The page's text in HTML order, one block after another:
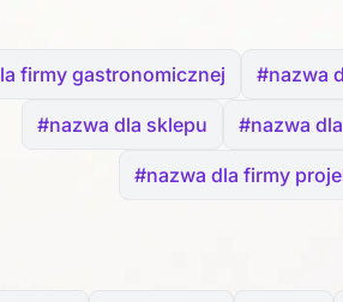
firmy gastronomicznej #nazwa
#nazwa dla sklepu #nazwa
#nazwa dla firmy